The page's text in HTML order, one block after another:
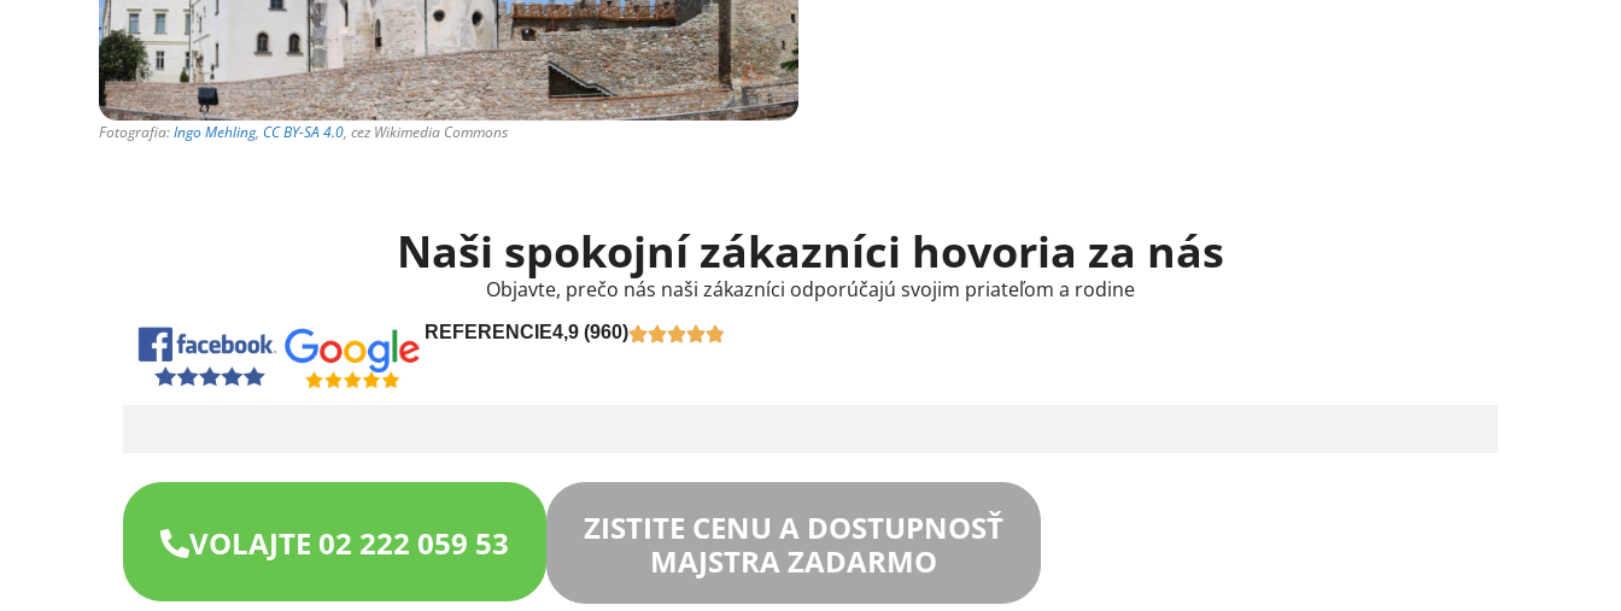
Fotografia:Ingo Mehling, CC BY-SA 4.0, cez Wikimedia Commons
Naši spokojní zákazníci hovoria za nás
Objavte, prečo nás naši zákazníci odporúčajú svojim priateľom a rodine
REFERENCIE4,9 (960)
VOLAJTE 02 222 059 53
ZISTITE CENU A DOSTUPNOSŤ
MAJSTRA ZADARMO